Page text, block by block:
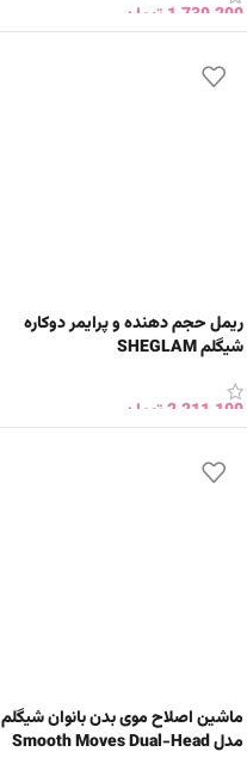
1,739,200 تومان
ریمل حجم دهنده و پرایمر دوکاره
شیگلم SHEGLAM
2,211,100تومان
ماشین اصلاح موی بدن بانوان شیگلم
مدل Smooth Moves Dual-Head